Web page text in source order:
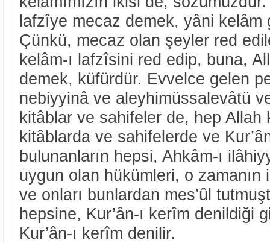
lafzîye mecaz demek, yâni kelâm
Çünkü, mecaz olan şeyler red
kelâm-ı lafzîsini red edip, buna,
demek, küfürdür. Evvelce gelen
nebiyyinâ ve aleyhimüssalevâtü
kitâblar ve sahifeler de, hep Allah
kitâblarda ve sahifelerde ve
bulunanların hepsi, Ahkâm-ı
uygun olan hükümleri, o zamanın
ve onları bunlardan mes’ûl
hepsine, Kur’ân-ı kerîm denildiği
Kur’ân-ı kerîm denilir.